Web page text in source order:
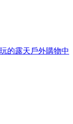
的露天戶外購物中